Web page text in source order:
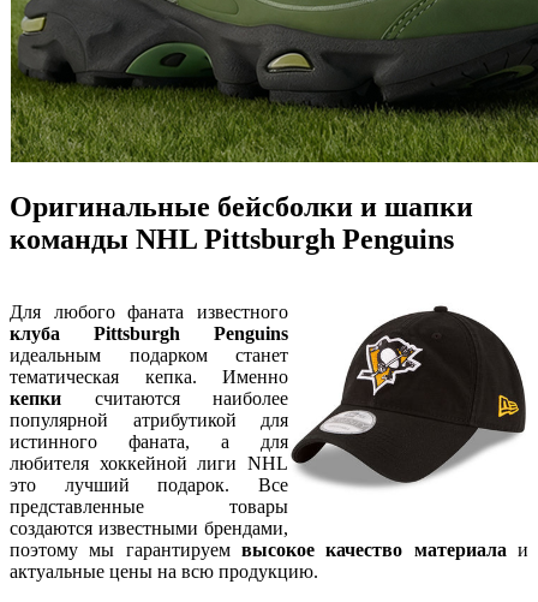
Оригинальные бейсболки и шапки
команды NHL Pittsburgh Penguins
Для любого фаната известного
клуба Pittsburgh Penguins
идеальным подарком станет
тематическая кепка. Именно
кепки считаются наиболее
популярной атрибутикой для
истинного фаната, а для
любителя хоккейной лиги NHL
это лучший подарок. Все
представленные товары
создаются известными брендами,
поэтому мы гарантируем высокое качество материала и
актуальные цены на всю продукцию.